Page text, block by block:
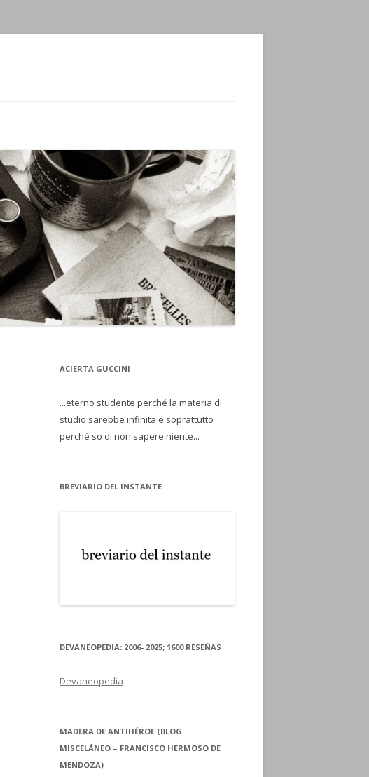
ACIERTA GUCCINI
...eterno studente perché la materia di
studio sarebbe infinita e soprattutto
perché so di non sapere niente...
BREVIARIO DEL INSTANTE
DEVANEOPEDIA: 2006- 2025; 1600 RESEÑAS
Devaneopedia
MADERA DE ANTIHÉROE (BLOG
MISCELÁNEO – FRANCISCO HERMOSO DE
MENDOZA)